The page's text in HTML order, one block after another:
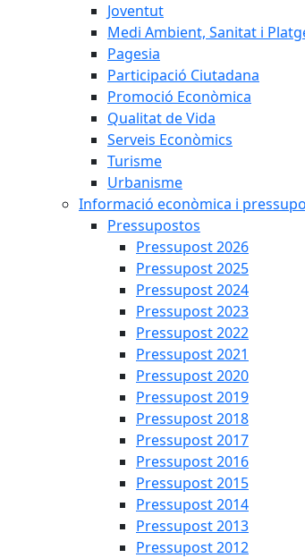
Joventut
Medi Ambient, Sanitat i
Pagesia
Participació Ciutadana
Promoció Econòmica
Qualitat de Vida
Serveis Econòmics
Turisme
Urbanisme
Informació econòmica i
Pressupostos
Pressupost 2026
Pressupost 2025
Pressupost 2024
Pressupost 2023
Pressupost 2022
Pressupost 2021
Pressupost 2020
Pressupost 2019
Pressupost 2018
Pressupost 2017
Pressupost 2016
Pressupost 2015
Pressupost 2014
Pressupost 2013
Pressupost 2012